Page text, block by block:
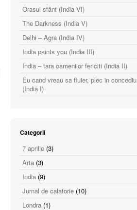
Orasul sfânt (India VI)
The Darkness (India V)
Delhi – Agra (India IV)
India paints you (India III)
India – tara oamenilor fericiti (India II)
Eu cand vreau sa fluier, plec in concediu
(India I)
Categorii
7 aprilie (3)
Arta (3)
India (9)
Jurnal de calatorie (10)
Londra (1)